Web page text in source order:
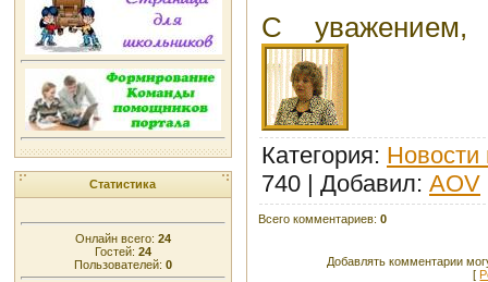
Статистика
Онлайн всего: 24
Гостей: 24
Пользователей: 0
С уважением,
Категория: Новости
740 | Добавил: AOV
Всего комментариев: 0
Добавлять комментарии
[